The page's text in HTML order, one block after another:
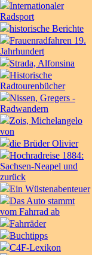
Internationaler
Radsport
historische Berichte
Frauenradfahren 19.
Jahrhundert
Strada, Alfonsina
Historische
Radtourenbücher
Nissen, Gregers -
Radwandern
Zois, Michelangelo
von
die Brüder Olivier
Hochradreise 1884:
Sachsen-Neapel und
zurück
Ein Wüstenabenteuer
Das Auto stammt
vom Fahrrad ab
Fahrräder
Buchtipps
C4F-Lexikon